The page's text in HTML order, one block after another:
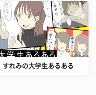
すれみの大学生あるある